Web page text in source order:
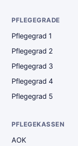
PFLEGEGRADE
Pflegegrad 1
Pflegegrad 2
Pflegegrad 3
Pflegegrad 4
Pflegegrad 5
PFLEGEKASSEN
AOK